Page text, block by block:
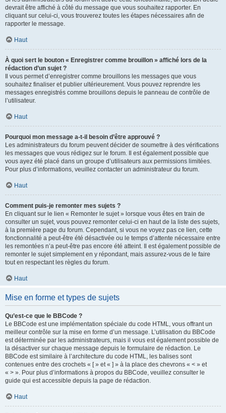
devrait être affiché à côté du message que vous souhaitez rapporter. En
cliquant sur celui-ci, vous trouverez toutes les étapes nécessaires afin de
rapporter le message.
Haut
À quoi sert le bouton « Enregistrer comme brouillon » affiché lors de la
rédaction d’un sujet ?
Il vous permet d’enregistrer comme brouillons les messages que vous
souhaitez finaliser et publier ultérieurement. Vous pouvez reprendre les
messages enregistrés comme brouillons depuis le panneau de contrôle de
l’utilisateur.
Haut
Pourquoi mon message a-t-il besoin d’être approuvé ?
Les administrateurs du forum peuvent décider de soumettre à des vérifications
les messages que vous rédigez sur le forum. Il est également possible que
vous ayez été placé dans un groupe d’utilisateurs aux permissions limitées.
Pour plus d’informations, veuillez contacter un administrateur du forum.
Haut
Comment puis-je remonter mes sujets ?
En cliquant sur le lien « Remonter le sujet » lorsque vous êtes en train de
consulter un sujet, vous pouvez remonter celui-ci en haut de la liste des sujets,
à la première page du forum. Cependant, si vous ne voyez pas ce lien, cette
fonctionnalité a peut-être été désactivée ou le temps d’attente nécessaire entre
les remontées n’a peut-être pas encore été atteint. Il est également possible de
remonter le sujet simplement en y répondant, mais assurez-vous de le faire
tout en respectant les règles du forum.
Haut
Mise en forme et types de sujets
Qu’est-ce que le BBCode ?
Le BBCode est une implémentation spéciale du code HTML, vous offrant un
meilleur contrôle sur la mise en forme d’un message. L’utilisation du BBCode
est déterminée par les administrateurs, mais il vous est également possible de
la désactiver sur chaque message depuis le formulaire de rédaction. Le
BBCode est similaire à l’architecture du code HTML, les balises sont
contenues entre des crochets « [ » et « ] » à la place des chevrons « < » et
« > ». Pour plus d’informations à propos du BBCode, veuillez consulter le
guide qui est accessible depuis la page de rédaction.
Haut